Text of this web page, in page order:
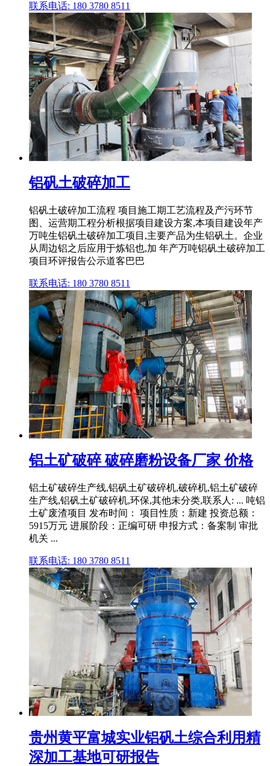
联系电话: 180 3780 8511
铝矾土破碎加工
铝矾土破碎加工流程 项目施工期工艺流程及产污环节
图、运营期工程分析根据项目建设方案,本项目建设年产
万吨生铝矾土破碎加工项目,主要产品为生铝矾土。企业
从周边铝之后应用于炼铝也,加 年产万吨铝矾土破碎加工
项目环评报告公示道客巴巴
联系电话: 180 3780 8511
铝土矿破碎 破碎磨粉设备厂家 价格
铝土矿破碎生产线,铝矾土矿破碎机,破碎机,铝土矿破碎
生产线,铝矾土矿破碎机,环保,其他未分类,联系人: ... 吨铝
土矿废渣项目 发布时间： 项目性质：新建 投资总额：
5915万元 进展阶段：正编可研 申报方式：备案制 审批
机关 ...
联系电话: 180 3780 8511
贵州黄平富城实业铝矾土综合利用精
深加工基地可研报告